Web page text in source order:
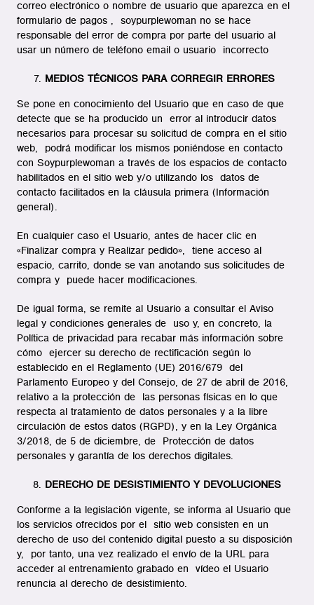
correo electrónico o nombre de usuario que aparezca en el
formulario de pagos , soypurplewoman no se hace
responsable del error de compra por parte del usuario al
usar un número de teléfono email o usuario incorrecto
MEDIOS TÉCNICOS PARA CORREGIR ERRORES
Se pone en conocimiento del Usuario que en caso de que
detecte que se ha producido un error al introducir datos
necesarios para procesar su solicitud de compra en el sitio
web, podrá modificar los mismos poniéndose en contacto
con Soypurplewoman a través de los espacios de contacto
habilitados en el sitio web y/o utilizando los datos de
contacto facilitados en la cláusula primera (Información
general).
En cualquier caso el Usuario, antes de hacer clic en
«Finalizar compra y Realizar pedido», tiene acceso al
espacio, carrito, donde se van anotando sus solicitudes de
compra y puede hacer modificaciones.
De igual forma, se remite al Usuario a consultar el Aviso
legal y condiciones generales de uso y, en concreto, la
Política de privacidad para recabar más información sobre
cómo ejercer su derecho de rectificación según lo
establecido en el Reglamento (UE) 2016/679 del
Parlamento Europeo y del Consejo, de 27 de abril de 2016,
relativo a la protección de las personas físicas en lo que
respecta al tratamiento de datos personales y a la libre
circulación de estos datos (RGPD), y en la Ley Orgánica
3/2018, de 5 de diciembre, de Protección de datos
personales y garantía de los derechos digitales.
DERECHO DE DESISTIMIENTO Y DEVOLUCIONES
Conforme a la legislación vigente, se informa al Usuario que
los servicios ofrecidos por el sitio web consisten en un
derecho de uso del contenido digital puesto a su disposición
y, por tanto, una vez realizado el envío de la URL para
acceder al entrenamiento grabado en vídeo el Usuario
renuncia al derecho de desistimiento.